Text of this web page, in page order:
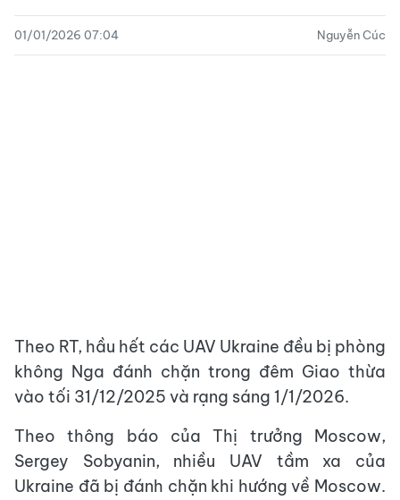
01/01/2026 07:04 Nguyễn Cúc
Theo RT, hầu hết các UAV Ukraine đều bị phòng
không Nga đánh chặn trong đêm Giao thừa
vào tối 31/12/2025 và rạng sáng 1/1/2026.
Theo thông báo của Thị trưởng Moscow,
Sergey Sobyanin, nhiều UAV tầm xa của
Ukraine đã bị đánh chặn khi hướng về Moscow.